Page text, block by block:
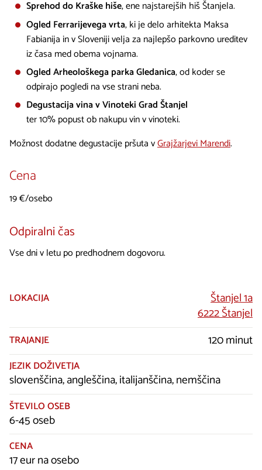
Sprehod do Kraške hiše, ene najstarejših hiš Štanjela.
Ogled Ferrarijevega vrta, ki je delo arhitekta Maksa
Fabianija in v Sloveniji velja za najlepšo parkovno ureditev
iz časa med obema vojnama.
Ogled Arheološkega parka Gledanica, od koder se
odpirajo pogledi na vse strani neba.
Degustacija vina v Vinoteki Grad Štanjel
ter 10% popust ob nakupu vin v vinoteki.
Možnost dodatne degustacije pršuta vGrajžarjevi Marendi.
Cena
19 €/osebo
Odpiralni čas
Vse dni v letu po predhodnem dogovoru.
LOKACIJA
Štanjel 1a
6222 Štanjel
TRAJANJE 120 minut
JEZIK DOŽIVETJA
slovenščina, angleščina, italijanščina, nemščina
ŠTEVILO OSEB
6-45 oseb
CENA
17 eur na osebo